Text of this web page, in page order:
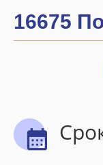
Об институте
Общая
16675